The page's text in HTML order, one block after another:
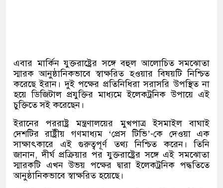
এবার মার্কিন যুক্তরাষ্ট্রের সঙ্গে বহুল আলোচিত সমঝোতা
স্মারক আনুষ্ঠানিকভাবে স্বাক্ষরিত হওয়ার বিষয়টি নিশ্চিত
করেছে ইরান। দুই পক্ষের প্রতিনিধিরা সরাসরি উপস্থিত না
হয়ে ডিজিটাল প্রযুক্তির মাধ্যমে ইলেকট্রনিক উপায়ে এই
চুক্তিতে সই করেছেন।
ইরানের পররাষ্ট্র মন্ত্রণালয়ের মুখপাত্র ইসমাইল বাঘাই
দেশটির রাষ্ট্রীয় গণমাধ্যম‘প্রেস টিভি’-কে দেওয়া এক
সাক্ষাৎকারে এই গুরুত্বপূর্ণ তথ্য নিশ্চিত করেন। তিনি
জানান,দীর্ঘ প্রক্রিয়ার পর যুক্তরাষ্ট্রের সঙ্গে এই সমঝোতা
স্মারকটি এখন উভয় পক্ষের দ্বারা ইলেকট্রনিক পদ্ধতিতে
আনুষ্ঠানিকভাবে স্বাক্ষরিত হয়েছে।